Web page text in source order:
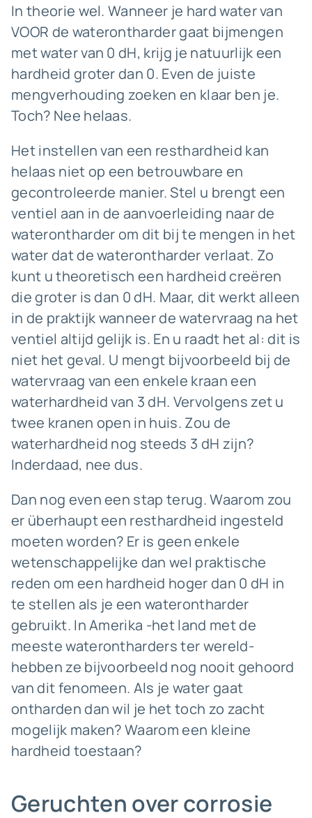
In theorie wel. Wanneer je hard water van
VOOR de waterontharder gaat bijmengen
met water van 0 dH, krijg je natuurlijk een
hardheid groter dan 0. Even de juiste
mengverhouding zoeken en klaar ben je.
Toch? Nee helaas.
Het instellen van een resthardheid kan
helaas niet op een betrouwbare en
gecontroleerde manier. Stel u brengt een
ventiel aan in de aanvoerleiding naar de
waterontharder om dit bij te mengen in het
water dat de waterontharder verlaat. Zo
kunt u theoretisch een hardheid creëren
die groter is dan 0 dH. Maar, dit werkt alleen
in de praktijk wanneer de watervraag na het
ventiel altijd gelijk is. En u raadt het al: dit is
niet het geval. U mengt bijvoorbeeld bij de
watervraag van een enkele kraan een
waterhardheid van 3 dH. Vervolgens zet u
twee kranen open in huis. Zou de
waterhardheid nog steeds 3 dH zijn?
Inderdaad, nee dus.
Dan nog even een stap terug. Waarom zou
er überhaupt een resthardheid ingesteld
moeten worden? Er is geen enkele
wetenschappelijke dan wel praktische
reden om een hardheid hoger dan 0 dH in
te stellen als je een waterontharder
gebruikt. In Amerika -het land met de
meeste waterontharders ter wereld-
hebben ze bijvoorbeeld nog nooit gehoord
van dit fenomeen. Als je water gaat
ontharden dan wil je het toch zo zacht
mogelijk maken? Waarom een kleine
hardheid toestaan?
Geruchten over corrosie